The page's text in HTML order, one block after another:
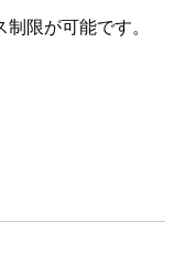
限が可能です。